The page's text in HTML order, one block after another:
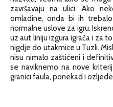
završavaju na ulici. Ako
omladine, onda bi ih
normalne uslove za igru.
uz aut liniju izgura igrača i za
nigdje do utakmice u Tuzli.
nisu nimalo zaštićeni i
se naviknemo na nove
granici faula, ponekad i